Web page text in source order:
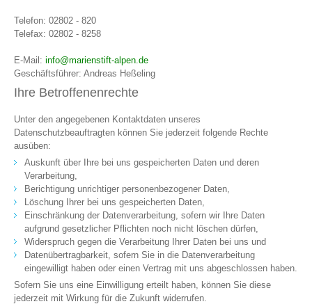
Telefon: 02802 - 820
Telefax: 02802 - 8258
E-Mail: info@marienstift-alpen.de
Geschäftsführer: Andreas Heßeling
Ihre Betroffenenrechte
Unter den angegebenen Kontaktdaten unseres
Datenschutzbeauftragten können Sie jederzeit folgende Rechte
ausüben:
Auskunft über Ihre bei uns gespeicherten Daten und deren
Verarbeitung,
Berichtigung unrichtiger personenbezogener Daten,
Löschung Ihrer bei uns gespeicherten Daten,
Einschränkung der Datenverarbeitung, sofern wir Ihre Daten
aufgrund gesetzlicher Pflichten noch nicht löschen dürfen,
Widerspruch gegen die Verarbeitung Ihrer Daten bei uns und
Datenübertragbarkeit, sofern Sie in die Datenverarbeitung
eingewilligt haben oder einen Vertrag mit uns abgeschlossen haben.
Sofern Sie uns eine Einwilligung erteilt haben, können Sie diese
jederzeit mit Wirkung für die Zukunft widerrufen.